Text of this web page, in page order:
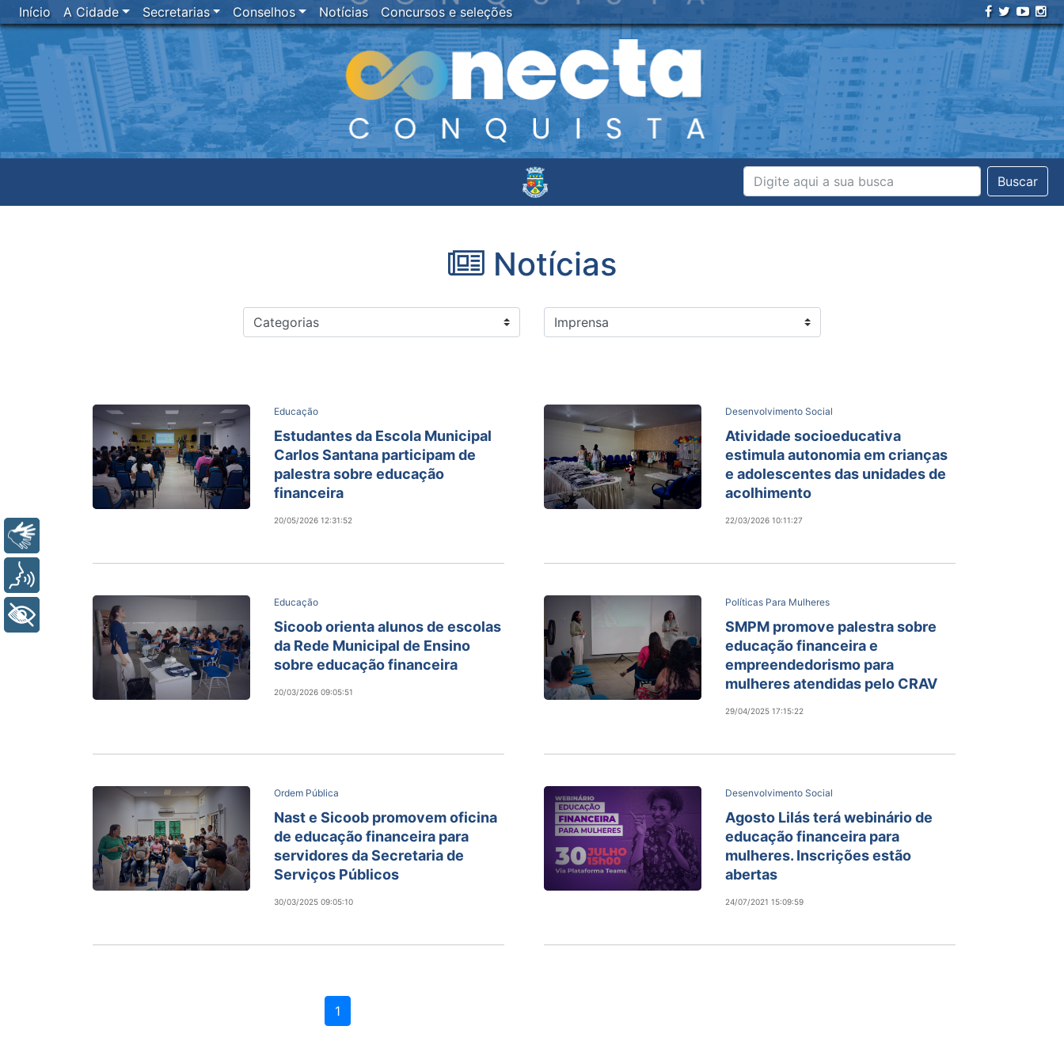
Início A Cidade Secretarias Conselhos Notícias Concursos e seleções
Buscar
Notícias
Educação
Estudantes da Escola Municipal
Carlos Santana participam de
palestra sobre educação
financeira
20/05/2026 12:31:52
Desenvolvimento Social
Atividade socioeducativa
estimula autonomia em crianças
e adolescentes das unidades de
acolhimento
22/03/2026 10:11:27
Educação
Sicoob orienta alunos de escolas
da Rede Municipal de Ensino
sobre educação financeira
20/03/2026 09:05:51
Políticas Para Mulheres
SMPM promove palestra sobre
educação financeira e
empreendedorismo para
mulheres atendidas pelo CRAV
29/04/2025 17:15:22
Ordem Pública
Nast e Sicoob promovem oficina
de educação financeira para
servidores da Secretaria de
Serviços Públicos
30/03/2025 09:05:10
Desenvolvimento Social
Agosto Lilás terá webinário de
educação financeira para
mulheres. Inscrições estão
abertas
24/07/2021 15:09:59
1
+ Acessibilidade